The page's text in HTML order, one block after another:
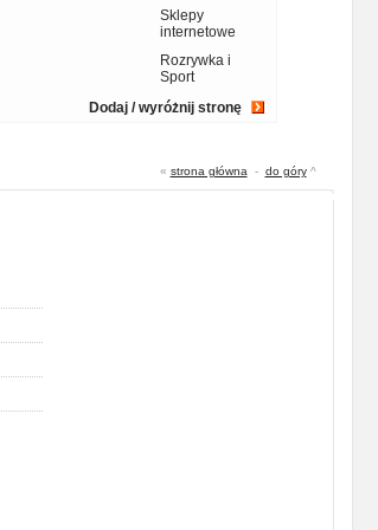
Sklepy
internetowe
Rozrywka i
Sport
Dodaj / wyróżnij stronę
« strona główna- do góry^